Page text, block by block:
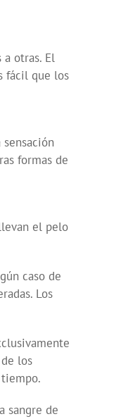
otras. El
fácil que los
formas de
el pelo
caso de
Los
los
sangre de